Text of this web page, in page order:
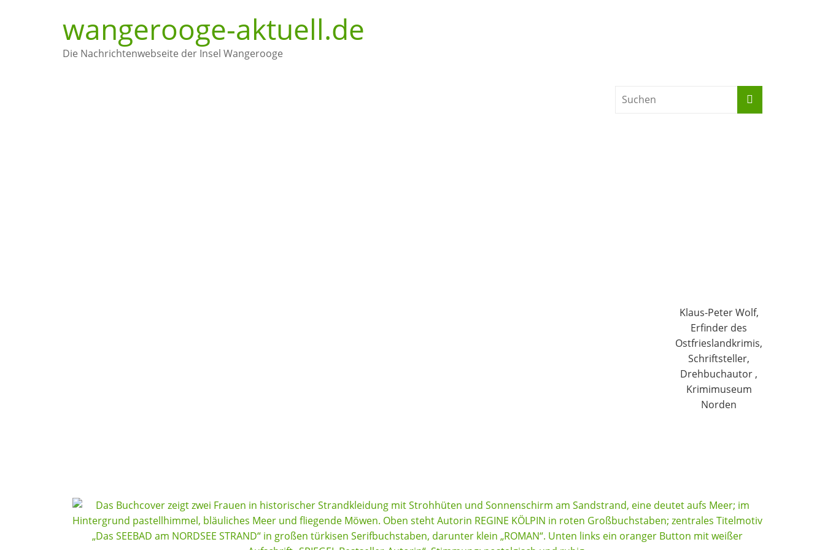
wangerooge-aktuell.de
Die Nachrichtenwebseite der Insel Wangerooge
Klaus-Peter Wolf,
Erfinder des
Ostfrieslandkrimis,
Schriftsteller,
Drehbuchautor ,
Krimimuseum
Norden